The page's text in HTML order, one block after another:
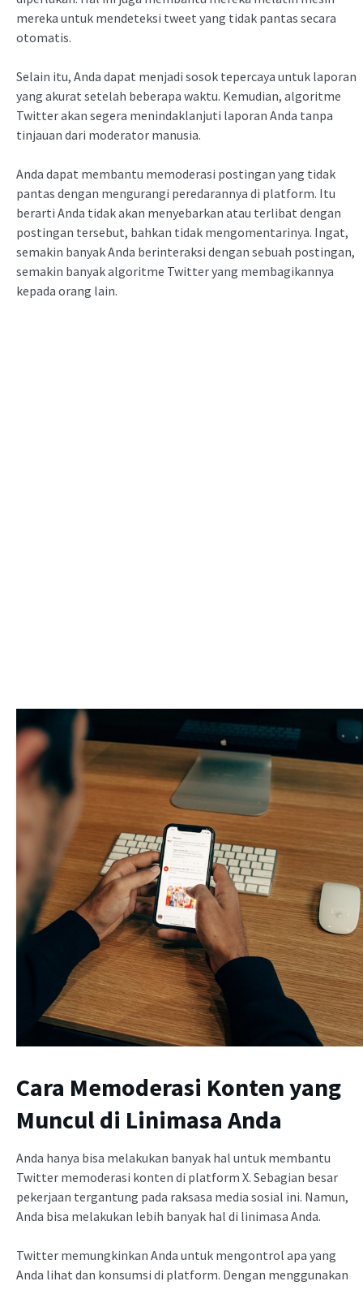
mereka untuk mendeteksi tweet yang tidak pantas secara
otomatis.
Selain itu, Anda dapat menjadi sosok tepercaya untuk laporan
yang akurat setelah beberapa waktu. Kemudian, algoritme
Twitter akan segera menindaklanjuti laporan Anda tanpa
tinjauan dari moderator manusia.
Anda dapat membantu memoderasi postingan yang tidak
pantas dengan mengurangi peredarannya di platform. Itu
berarti Anda tidak akan menyebarkan atau terlibat dengan
postingan tersebut, bahkan tidak mengomentarinya. Ingat,
semakin banyak Anda berinteraksi dengan sebuah postingan,
semakin banyak algoritme Twitter yang membagikannya
kepada orang lain.
Cara Memoderasi Konten yang
Muncul di Linimasa Anda
Anda hanya bisa melakukan banyak hal untuk membantu
Twitter memoderasi konten di platform X. Sebagian besar
pekerjaan tergantung pada raksasa media sosial ini. Namun,
Anda bisa melakukan lebih banyak hal di linimasa Anda.
Twitter memungkinkan Anda untuk mengontrol apa yang
Anda lihat dan konsumsi di platform. Dengan menggunakan